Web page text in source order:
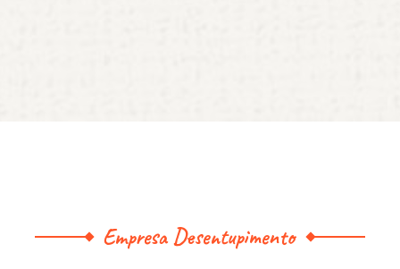
Empresa Desentupimento